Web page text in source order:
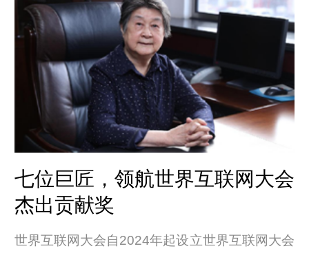
七位巨匠，领航世界互联网大会
杰出贡献奖
世界互联网大会自2024年起设立世界互联网大会